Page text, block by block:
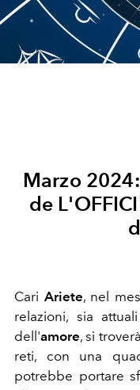
Marzo
de
Cari Ariete, nel
relazioni, sia
dell'amore, si
reti, con una
potrebbe portare